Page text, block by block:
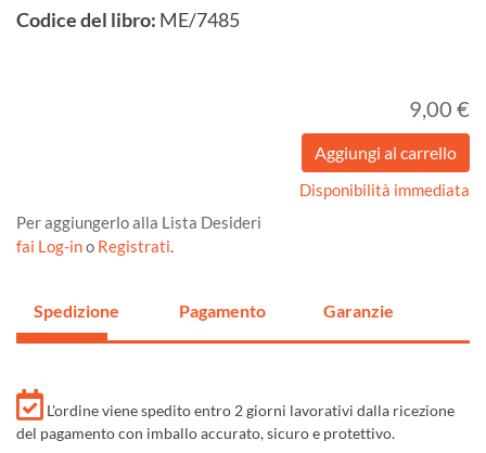
Codice del libro: ME/7485
9,00 €
Disponibilità immediata
Per aggiungerlo alla Lista Desideri
fai Log-ino Registrati.
Spedizione Pagamento Garanzie
L'ordine viene spedito entro 2 giorni lavorativi dalla ricezione
del pagamento con imballo accurato, sicuro e protettivo.